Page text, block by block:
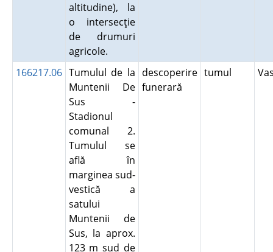
altitudine), la
o intersecţie
de drumuri
agricole.
166217.06 Tumulul de la
Muntenii De
Sus -
Stadionul
comunal 2.
Tumulul se
află în
marginea sud-
vestică a
satului
Muntenii de
Sus, la aprox.
123 m sud de
descoperire
funerară
tumul